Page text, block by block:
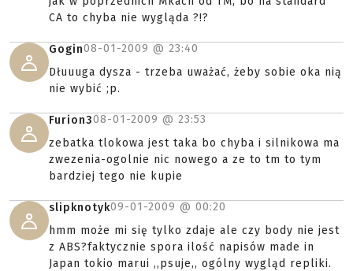
CA to chyba nie wygląda ?!?
Gogin08-01-2009 @ 23:40
Dłuuuga dysza - trzeba uważać, żeby sobie oka nią
nie wybić ;p.
Furion308-01-2009 @ 23:53
zebatka tlokowa jest taka bo chyba i silnikowa ma
zwezenia-ogolnie nic nowego a ze to tm to tym
bardziej tego nie kupie
slipknotyk09-01-2009 @ 00:20
hmm może mi się tylko zdaje ale czy body nie jest
z ABS?faktycznie spora ilość napisów made in
Japan tokio marui ,,psuje,, ogólny wygląd repliki.